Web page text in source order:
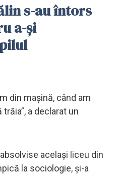
s-au întors
a-și
din maşină, când am
a declarat un
acelaşi liceu din
la sociologie, şi-a